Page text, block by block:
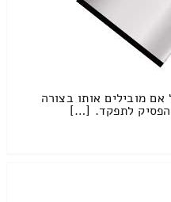
מובילים אותו בצורה
לתפקד. […]